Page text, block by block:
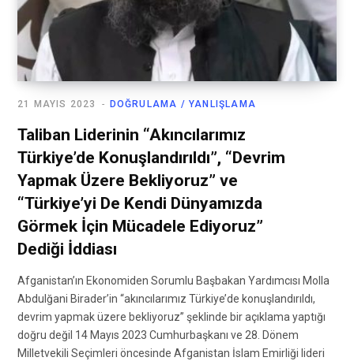
DOĞRULAMA / YANLIŞLAMA
21 MAYIS 2023
Taliban Liderinin “Akıncılarımız
Türkiye’de Konuşlandırıldı”, “Devrim
Yapmak Üzere Bekliyoruz” ve
“Türkiye’yi De Kendi Dünyamızda
Görmek İçin Mücadele Ediyoruz”
Dediği İddiası
Afganistan’ın Ekonomiden Sorumlu Başbakan Yardımcısı Molla
Abdulğani Birader’in “akıncılarımız Türkiye’de konuşlandırıldı,
devrim yapmak üzere bekliyoruz” şeklinde bir açıklama yaptığı
doğru değil 14 Mayıs 2023 Cumhurbaşkanı ve 28. Dönem
Milletvekili Seçimleri öncesinde Afganistan İslam Emirliği lideri